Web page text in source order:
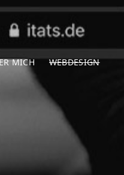
MICH WEBDESIGN